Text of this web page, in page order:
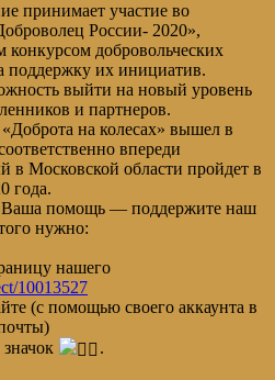
принимает участие во
России- 2020»,
конкурсом добровольческих
поддержку их инициатив.
выйти на новый уровень
и партнеров.
на колесах» вышел в
впереди
в Московской области пройдет в
года.
Ваша помощь — поддержите наш
нужно:
нашего
10013527
(с помощью своего аккаунта в
.